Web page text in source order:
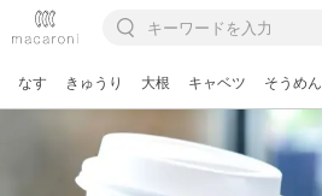
なす きゅうり 大根 キャベツ そうめん